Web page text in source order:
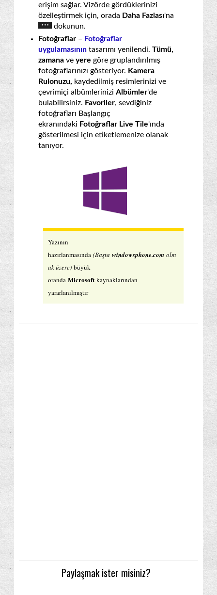
erişim sağlar. Vizörde gördüklerinizi
özelleştirmek için, orada Daha Fazlası'na
dokunun.
Fotoğraflar – Fotoğraflar
uygulamasının tasarımı yenilendi. Tümü,
zamana ve yere göre gruplandırılmış
fotoğraflarınızı gösteriyor. Kamera
Rulonuzu, kaydedilmiş resimlerinizi ve
çevrimiçi albümlerinizi Albümler'de
bulabilirsiniz. Favoriler, sevdiğiniz
fotoğrafları Başlangıç
ekranındaki Fotoğraflar Live Tile'ında
gösterilmesi için etiketlemenize olanak
tanıyor.
Yazının
hazırlanmasında (Başta windowsphone.com olm
ak üzere) büyük
oranda Microsoft kaynaklarından
yararlanılmıştır
Paylaşmak ister misiniz?